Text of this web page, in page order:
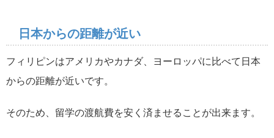
日本からの距離が近い
フィリピンはアメリカやカナダ、ヨーロッパに比べて日本
からの距離が近いです。
そのため、留学の渡航費を安く済ませることが出来ます。